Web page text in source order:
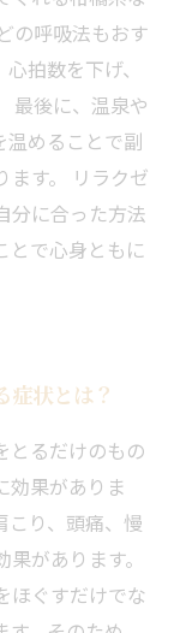
の呼吸法もおす
拍数を下げ、
最後に、温泉や
温めることで副
ます。 リラクゼ
分に合った方法
とで心身ともに
症状とは？
とるだけのもの
効果がありま
こり、頭痛、慢
があります。
ほぐすだけでな